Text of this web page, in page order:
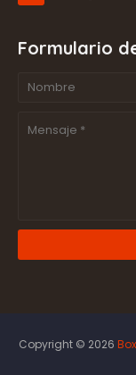
Formulario
Copyright © 2026